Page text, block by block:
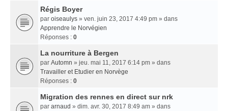
Régis Boyer
par oiseaulys » ven. juin 23, 2017 4:49 pm » dans
Apprendre le Norvégien
Réponses : 0
La nourriture à Bergen
par Automn » jeu. mai 11, 2017 6:14 pm » dans
Travailler et Etudier en Norvège
Réponses : 0
Migration des rennes en direct sur nrk
par arnaud » dim. avr. 30, 2017 8:49 am » dans